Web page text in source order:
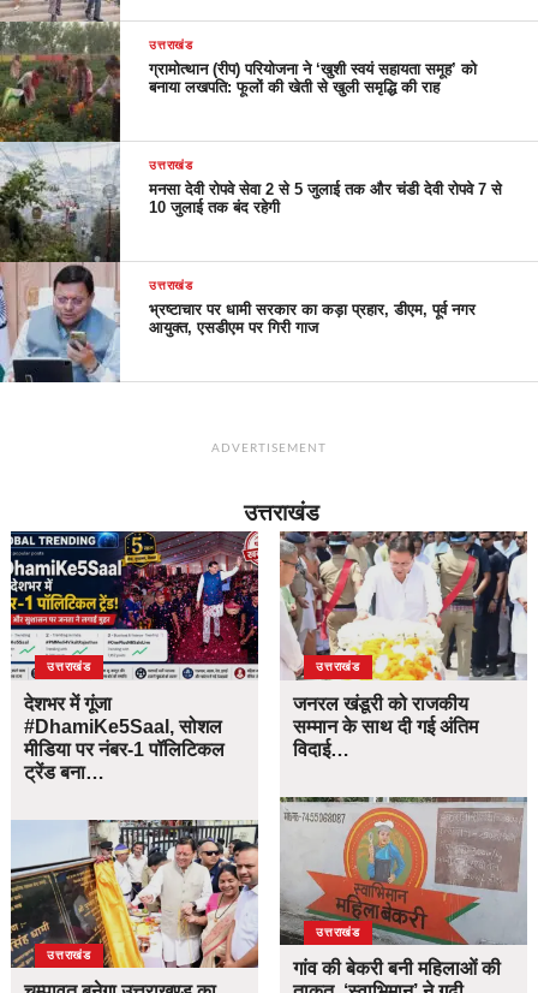
उत्तराखंड
ग्रामोत्थान (रीप) परियोजना ने ‘खुशी स्वयं सहायता समूह’ को
बनाया लखपति: फूलों की खेती से खुली समृद्धि की राह
उत्तराखंड
मनसा देवी रोपवे सेवा 2 से 5 जुलाई तक और चंडी देवी रोपवे 7 से
10 जुलाई तक बंद रहेगी
उत्तराखंड
भ्रष्टाचार पर धामी सरकार का कड़ा प्रहार, डीएम, पूर्व नगर
आयुक्त, एसडीएम पर गिरी गाज
ADVERTISEMENT
उत्तराखंड
उत्तराखंड
देशभर में गूंजा
#DhamiKe5Saal, सोशल
मीडिया पर नंबर-1 पॉलिटिकल
ट्रेंड बना…
उत्तराखंड
उत्तराखंड
जनरल खंडूरी को राजकीय
सम्मान के साथ दी गई अंतिम
विदाई…
उत्तराखंड
गांव की बेकरी बनी महिलाओं की